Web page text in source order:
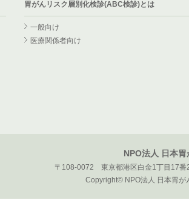
胃がんリスク層別化検診(ABC検診)とは
一般向け
医療関係者向け
NPO法人 日本
〒108-0072 東京都港区白金1丁目17
Copyright© NPO法人 日本胃が